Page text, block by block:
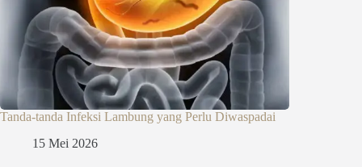
Tanda-tanda Infeksi Lambung yang Perlu Diwaspadai
15 Mei 2026